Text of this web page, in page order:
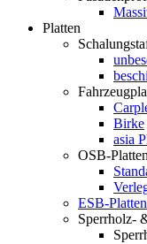
Platten
Birke
asia
OSB-Platten
ESB-Platten
Sperrholz-